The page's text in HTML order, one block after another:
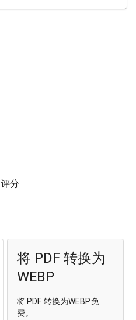
评分
将 PDF 转换为
WEBP
将 PDF 转换为WEBP免
费。